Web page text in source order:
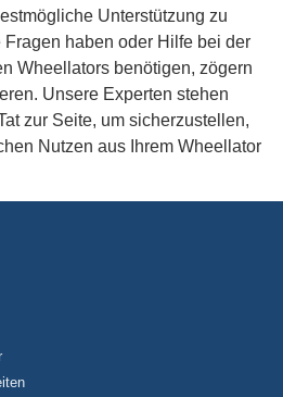
Unterstützung zu
haben oder Hilfe bei der
Wheellators benötigen, zögern
Unsere Experten stehen
zur Seite, um sicherzustellen,
Nutzen aus Ihrem Wheellator